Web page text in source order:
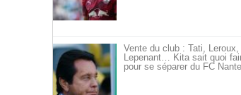
Vente du club : Tati, Leroux,
Lepenant… Kita sait quoi
pour se séparer du FC